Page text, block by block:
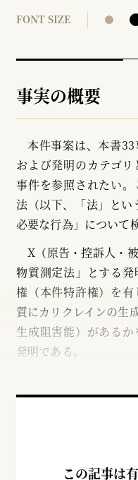
FONT SIZE
事実の概要
本件事案は、本書
および発明のカテゴ
事件を参照されたい
法（以下、「法」と
必要な行為」について
X（原告・控訴人・
物質測定法」とする
権（本件特許権）を
質にカリクレインの生
生成阻害能）がある
発明である。
この記事は